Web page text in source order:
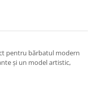
pentru bărbatul modern
și un model artistic,